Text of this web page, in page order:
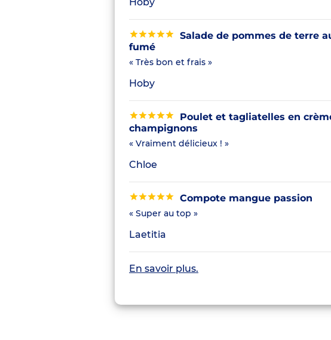
Salade de pommes de terre
fumé
« Très bon et frais »
Hoby
Poulet et tagliatelles en
champignons
« Vraiment délicieux ! »
Chloe
Compote mangue passion
« Super au top »
Laetitia
En savoir plus.